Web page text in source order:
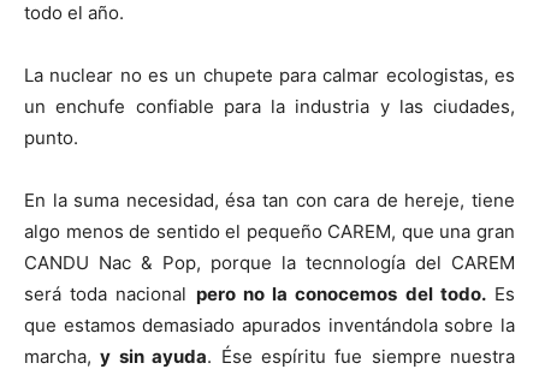
todo el año.
La nuclear no es un chupete para calmar ecologistas, es
un enchufe confiable para la industria y las ciudades,
punto.
En la suma necesidad, ésa tan con cara de hereje, tiene
algo menos de sentido el pequeño CAREM, que una gran
CANDU Nac & Pop, porque la tecnnología del CAREM
será toda nacional pero no la conocemos del todo.Es
que estamos demasiado apurados inventándola sobre la
marcha,y sin ayuda. Ése espíritu fue siempre nuestra